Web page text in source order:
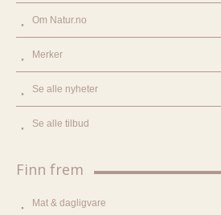
Om Natur.no
Merker
Se alle nyheter
Se alle tilbud
Finn frem
Mat & dagligvare